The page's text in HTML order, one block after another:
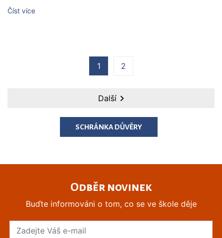
SCHRÁNKA DŮVĚRY
Číst více
1 2
Další
Odběr novinek
Buďte informováni o tom, co se ve škole děje